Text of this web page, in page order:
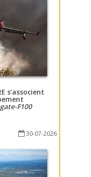
s’associent
F100
30-07-2026